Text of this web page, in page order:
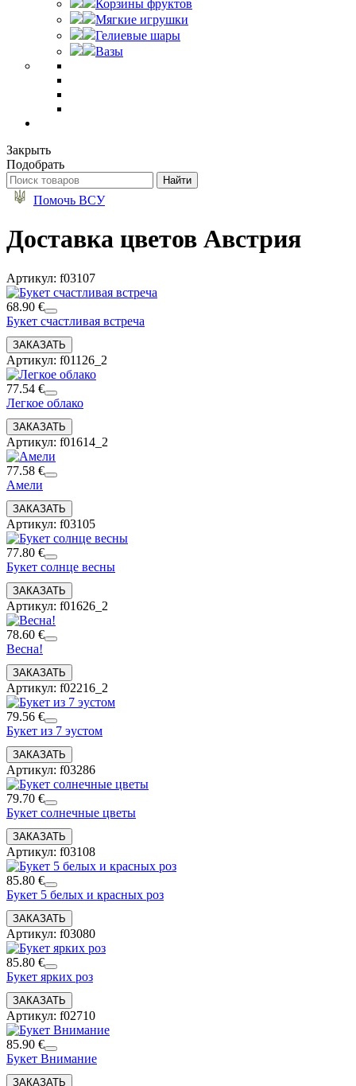
Корзины фруктов
Мягкие игрушки
Гелиевые шары
Вазы
Закрыть
Подобрать
Помочь ВСУ
Доставка цветов Австрия
Артикул: f03107
68.90 €
Букет счастливая встреча
Артикул: f01126_2
77.54 €
Легкое облако
Артикул: f01614_2
77.58 €
Амели
Артикул: f03105
77.80 €
Букет солнце весны
Артикул: f01626_2
78.60 €
Весна!
Артикул: f02216_2
79.56 €
Букет из 7 эустом
Артикул: f03286
79.70 €
Букет солнечные цветы
Артикул: f03108
85.80 €
Букет 5 белых и красных роз
Артикул: f03080
85.80 €
Букет ярких роз
Артикул: f02710
85.90 €
Букет Внимание